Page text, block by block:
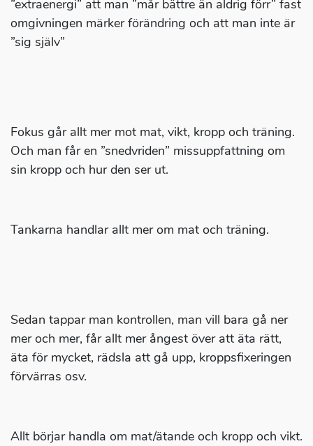
”extraenergi” att man ”mår bättre än aldrig förr” fast
omgivningen märker förändring och att man inte är
”sig själv”
Fokus går allt mer mot mat, vikt, kropp och träning.
Och man får en ”snedvriden” missuppfattning om
sin kropp och hur den ser ut.
Tankarna handlar allt mer om mat och träning.
Sedan tappar man kontrollen, man vill bara gå ner
mer och mer, får allt mer ångest över att äta rätt,
äta för mycket, rädsla att gå upp, kroppsfixeringen
förvärras osv.
Allt börjar handla om mat/ätande och kropp och vikt.